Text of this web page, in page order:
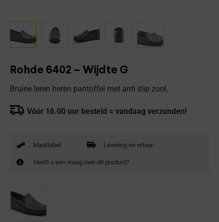
Rohde 6402 – Wijdte G
Bruine leren heren pantoffel met anti slip zool.
Vóór 16.00 uur besteld = vandaag verzonden!
Maattabel Levering en retour
Heeft u een vraag over dit product?